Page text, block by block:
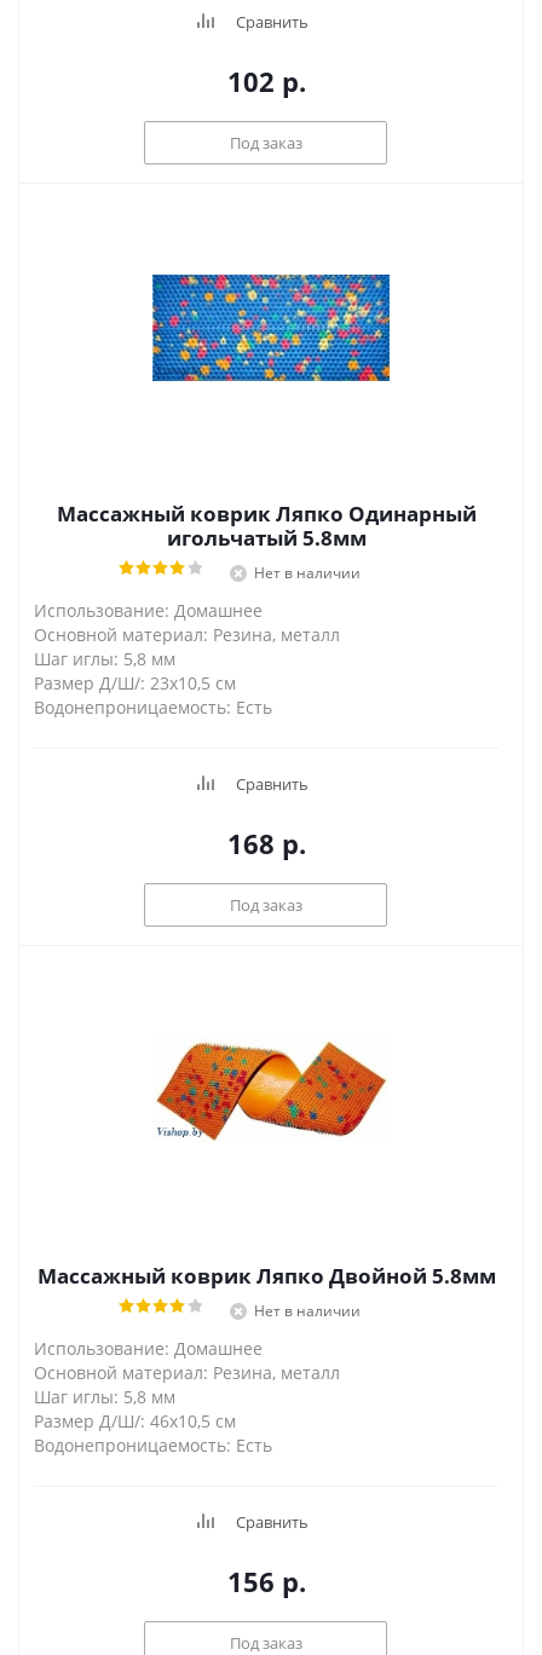
Сравнить
102 р.
Под заказ
Массажный коврик Ляпко Одинарный
игольчатый 5.8мм
Нет в наличии
Использование: Домашнее
Основной материал: Резина, металл
Шаг иглы: 5,8 мм
Размер Д/Ш/: 23х10,5 см
Водонепроницаемость: Есть
Сравнить
168 р.
Под заказ
Массажный коврик Ляпко Двойной 5.8мм
Нет в наличии
Использование: Домашнее
Основной материал: Резина, металл
Шаг иглы: 5,8 мм
Размер Д/Ш/: 46х10,5 см
Водонепроницаемость: Есть
Сравнить
156 р.
Под заказ